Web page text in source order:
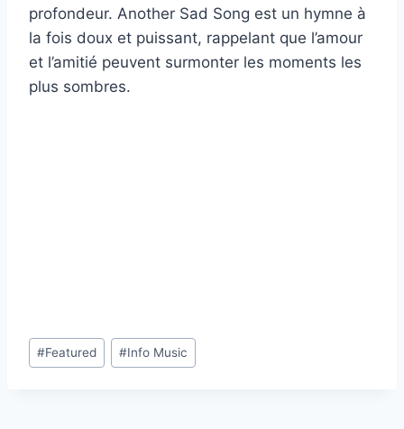
profondeur. Another Sad Song est un hymne à
la fois doux et puissant, rappelant que l’amour
et l’amitié peuvent surmonter les moments les
plus sombres.
Étiquettes
de
#Featured #Info Music